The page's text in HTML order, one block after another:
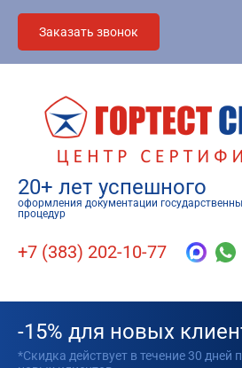
Заказать звонок
20+ лет успешного
оформления документации
процедур
+7 (383) 202-10-77
-15% для новых
*Скидка действует в течение 30 дней